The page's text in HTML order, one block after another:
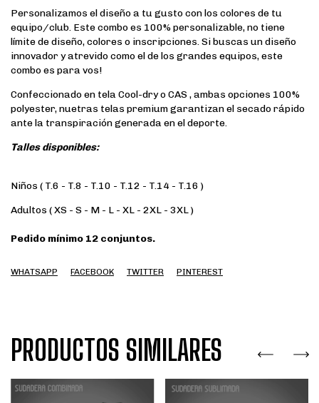
Personalizamos el diseño a tu gusto con los colores de tu
equipo/club. Este combo es 100% personalizable, no tiene
límite de diseño, colores o inscripciones. Si buscas un diseño
innovador y atrevido como el de los grandes equipos, este
combo es para vos!
Confeccionado en tela Cool-dry o CAS , ambas opciones 100%
polyester, nuetras telas premium garantizan el secado rápido
ante la transpiración generada en el deporte.
Talles disponibles:
Niños ( T.6 - T.8 - T.10 - T.12 - T.14 - T.16 )
Adultos ( XS - S - M - L - XL - 2XL - 3XL )
Pedido mínimo 12 conjuntos.
WHATSAPP FACEBOOK TWITTER PINTEREST
PRODUCTOS SIMILARES